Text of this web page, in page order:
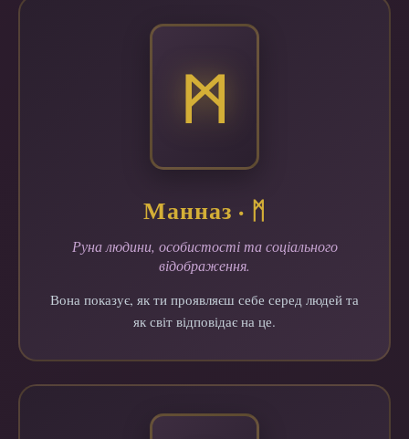
ᛗ
Манназ · ᛗ
Руна людини, особистості та соціального
відображення.
Вона показує, як ти проявляєш себе серед людей та
як світ відповідає на це.